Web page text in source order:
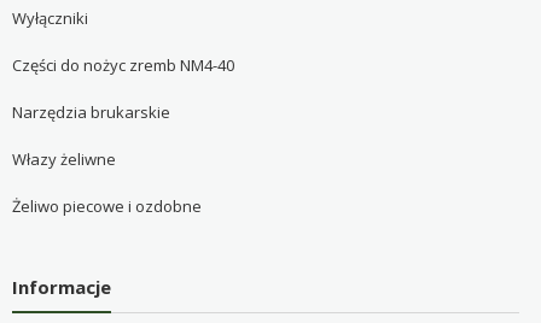
Wyłączniki
Części do nożyc zremb NM4-40
Narzędzia brukarskie
Włazy żeliwne
Żeliwo piecowe i ozdobne
Informacje